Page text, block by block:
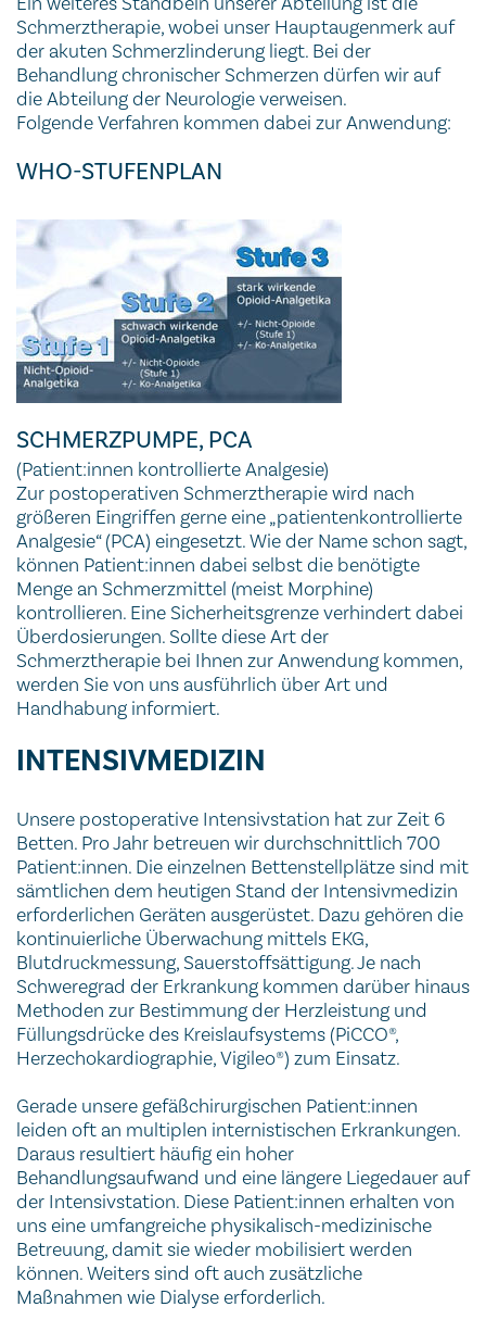
Schmerztherapie, wobei unser Hauptaugenmerk auf
der akuten Schmerzlinderung liegt. Bei der
Behandlung chronischer Schmerzen dürfen wir auf
die Abteilung der Neurologie verweisen.
Folgende Verfahren kommen dabei zur Anwendung:
WHO-STUFENPLAN
SCHMERZPUMPE, PCA
(Patient:innen kontrollierte Analgesie)
Zur postoperativen Schmerztherapie wird nach
größeren Eingriffen gerne eine „patientenkontrollierte
Analgesie“ (PCA) eingesetzt. Wie der Name schon sagt,
können Patient:innen dabei selbst die benötigte
Menge an Schmerzmittel (meist Morphine)
kontrollieren. Eine Sicherheitsgrenze verhindert dabei
Überdosierungen. Sollte diese Art der
Schmerztherapie bei Ihnen zur Anwendung kommen,
werden Sie von uns ausführlich über Art und
Handhabung informiert.
INTENSIVMEDIZIN
Unsere postoperative Intensivstation hat zur Zeit 6
Betten. Pro Jahr betreuen wir durchschnittlich 700
Patient:innen. Die einzelnen Bettenstellplätze sind mit
sämtlichen dem heutigen Stand der Intensivmedizin
erforderlichen Geräten ausgerüstet. Dazu gehören die
kontinuierliche Überwachung mittels EKG,
Blutdruckmessung, Sauerstoffsättigung. Je nach
Schweregrad der Erkrankung kommen darüber hinaus
Methoden zur Bestimmung der Herzleistung und
Füllungsdrücke des Kreislaufsystems (PiCCO®,
Herzechokardiographie, Vigileo®) zum Einsatz.
Gerade unsere gefäßchirurgischen Patient:innen
leiden oft an multiplen internistischen Erkrankungen.
Daraus resultiert häufig ein hoher
Behandlungsaufwand und eine längere Liegedauer auf
der Intensivstation. Diese Patient:innen erhalten von
uns eine umfangreiche physikalisch-medizinische
Betreuung, damit sie wieder mobilisiert werden
können. Weiters sind oft auch zusätzliche
Maßnahmen wie Dialyse erforderlich.